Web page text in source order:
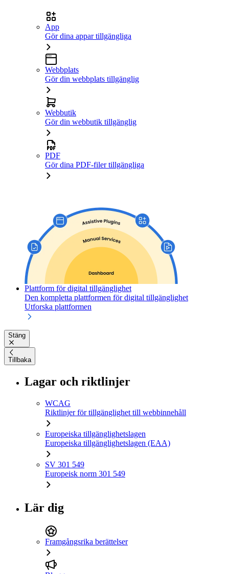
App
Gör dina appar tillgängliga
Webbplats
Gör din webbplats tillgänglig
Webbutik
Gör din webbutik tillgänglig
PDF
Gör dina PDF-filer tillgängliga
Plattform för digital tillgänglighet
Den kompletta plattformen för digital tillgänglighet
Utforska plattformen
Stäng
Tillbaka
Lagar och riktlinjer
WCAG
Riktlinjer för tillgänglighet till webbinnehåll
Europeiska tillgänglighetslagen
Europeiska tillgänglighetslagen (EAA)
SV 301 549
Europeisk norm 301 549
Lär dig
Framgångsrika berättelser